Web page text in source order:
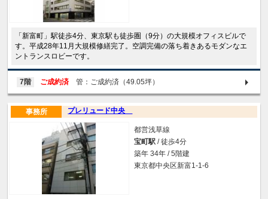
「新富町」駅徒歩4分、東京駅も徒歩圏（9分）の大規模オフィスビルで
す。平成28年11月大規模修繕完了。空調完備の落ち着きあるモダンなエ
ントランスロビーです。
7階 ご成約済 管：ご成約済（49.05坪）
プレリュード中央
事務所
都営浅草線
宝町駅 / 徒歩4分
築年 34年 / 5階建
東京都中央区新富1-1-6